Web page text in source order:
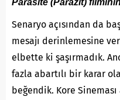
Senaryo açısından da
mesajı derinlemesine
elbette ki şaşırmadık.
fazla abartılı bir karar
beğendik. Kore Sineması